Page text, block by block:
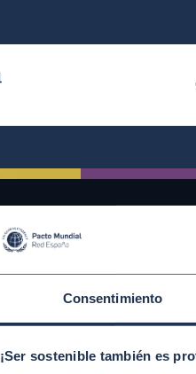
Consentimiento
¡Ser sostenible también es